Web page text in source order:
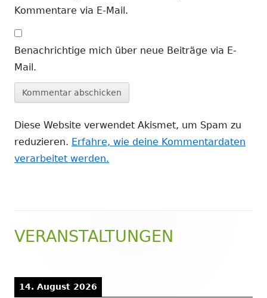
Kommentare via E-Mail.
Benachrichtige mich über neue Beiträge via E-
Mail.
Diese Website verwendet Akismet, um Spam zu
reduzieren. Erfahre, wie deine Kommentardaten
verarbeitet werden.
Haupt-
VERANSTALTUNGEN
14. August 2026